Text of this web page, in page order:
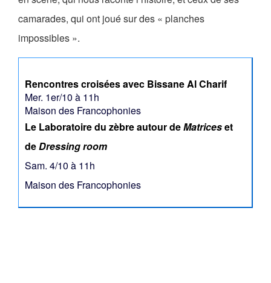
camarades, qui ont joué sur des « planches
impossibles ».
Rencontres croisées avec Bissane Al Charif
Mer. 1er/10 à 11h
Maison des Francophonies
Le Laboratoire du zèbre autour deMatriceset
deDressing room
Sam. 4/10 à 11h
Maison des Francophonies